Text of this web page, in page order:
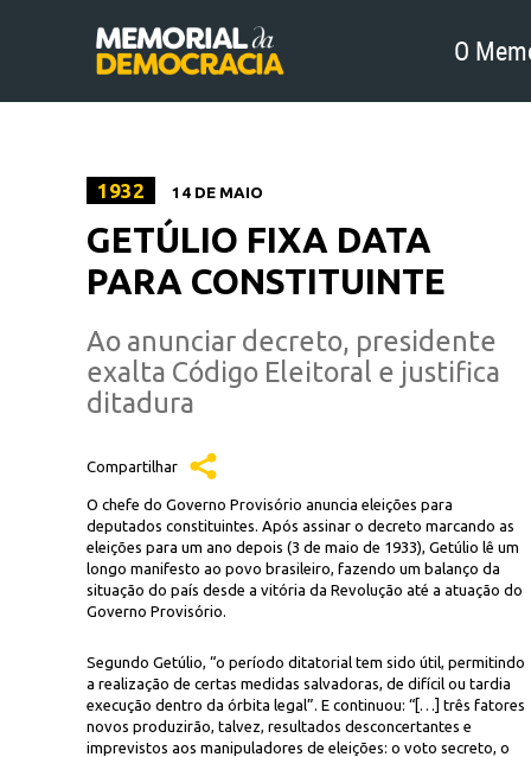
O
1932 14 DE MAIO
GETÚLIO FIXA DATA
PARA CONSTITUINTE
Ao anunciar decreto, presidente
exalta Código Eleitoral e justifica
ditadura
Compartilhar
O chefe do Governo Provisório anuncia eleições para
deputados constituintes. Após assinar o decreto marcando as
eleições para um ano depois (3 de maio de 1933), Getúlio lê um
longo manifesto ao povo brasileiro, fazendo um balanço da
situação do país desde a vitória da Revolução até a atuação do
Governo Provisório.
Segundo Getúlio, “o período ditatorial tem sido útil, permitindo
a realização de certas medidas salvadoras, de difícil ou tardia
execução dentro da órbita legal”. E continuou: “[…] três fatores
novos produzirão, talvez, resultados desconcertantes e
imprevistos aos manipuladores de eleições: o voto secreto, o
na edição dominical do "Correio da Manhã" de 15 de maio de
Hemeroteca Digital